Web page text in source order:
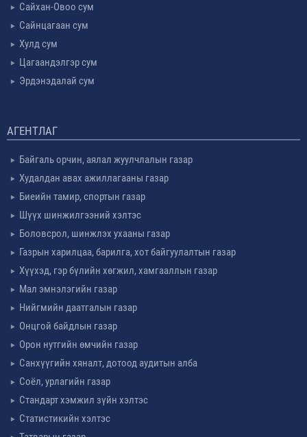
Сайхан-Овоо сум
Сайнцагаан сум
Хулд сум
Цагаандэлгэр сум
Эрдэнэдалай сум
АГЕНТЛАГ
Байгаль орчин, аялал жуулчлалын газар
Худалдан авах ажиллагааны газар
Биеийн тамир, спортын газар
Шүүх шинжилгээний хэлтэс
Боловсрол, шинжлэх ухааны газар
Газрын харилцаа, барилга, хот байгуулалтын газар
Хүүхэд, гэр бүлийн хөгжил, хамгааллын газар
Мал эмнэлэгийн газар
Нийгмийн даатгалын газар
Онцгой байдлын газар
Орон нутгийн өмчийн газар
Санхүүгийн хяналт, дотоод аудитын алба
Соёл, урлагийн газар
Стандарт хэмжил зүйн хэлтэс
Статистикийн хэлтэс